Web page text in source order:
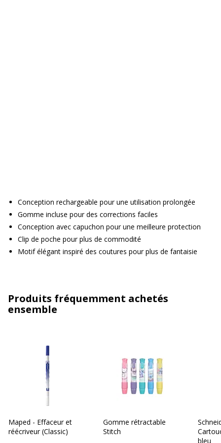
Conception rechargeable pour une utilisation prolongée
Gomme incluse pour des corrections faciles
Conception avec capuchon pour une meilleure protection
Clip de poche pour plus de commodité
Motif élégant inspiré des coutures pour plus de fantaisie
Produits fréquemment achetés
ensemble
Maped - Effaceur et
réécriveur (Classic)
Gomme rétractable
Stitch
bleu